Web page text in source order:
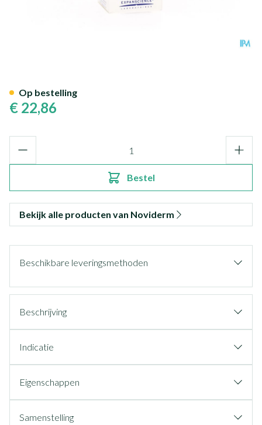
€ 22,86
Bestel
Op bestelling
Bekijk alle producten van Noviderm
Beschikbare leveringsmethoden
Beschrijving
Indicatie
Eigenschappen
Samenstelling